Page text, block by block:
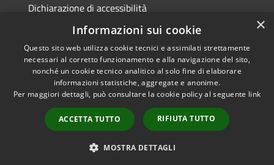
Dichiarazione di accessibilità
Informative Privacy
RSS
Accessibilità
Copyright © 2026 • Comune di
Municipium•
Accesso
redazione
×
Informazioni sui cookie
Questo sito web utilizza cookie tecnici e assimilati strettamente
necessari al corretto funzionamento e alla navigazione del sito,
nonché un cookie tecnico analitico al solo fine di elaborare
informazioni statistiche, aggregate e anonime.
Per maggiori dettagli, può consultare la cookie policy al seguente link
ACCETTA TUTTO RIFIUTA TUTTO
MOSTRA DETTAGLI